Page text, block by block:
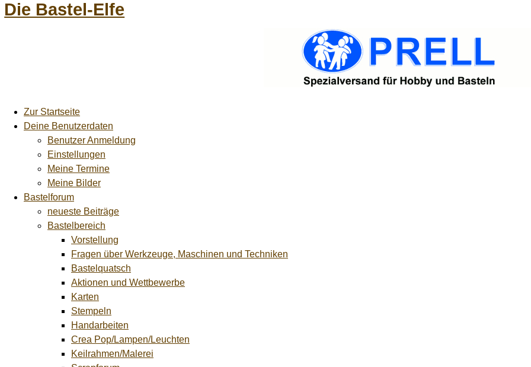
Die Bastel-Elfe
Zur Startseite
Deine Benutzerdaten
Benutzer Anmeldung
Einstellungen
Meine Termine
Meine Bilder
Bastelforum
neueste Beiträge
Bastelbereich
Vorstellung
Fragen über Werkzeuge, Maschinen und Techniken
Bastelquatsch
Aktionen und Wettbewerbe
Karten
Stempeln
Handarbeiten
Crea Pop/Lampen/Leuchten
Keilrahmen/Malerei